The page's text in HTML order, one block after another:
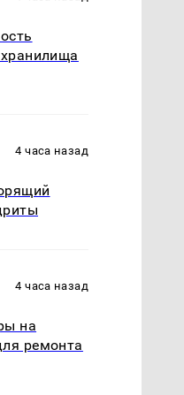
4 часа назад
4 часа назад
на
ремонта